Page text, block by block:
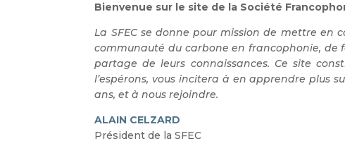
Bienvenue sur le site de la Société
La SFEC se donne pour mission de mettre en
communauté du carbone en francophonie, de
partage de leurs connaissances. Ce site
l’espérons, vous incitera à en apprendre plus
ans, et à nous rejoindre.
ALAIN CELZARD
Président de la SFEC